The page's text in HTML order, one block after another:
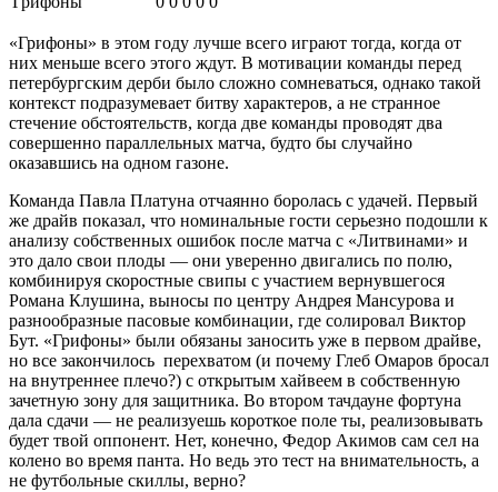
«Грифоны» в этом году лучше всего играют тогда, когда от
них меньше всего этого ждут. В мотивации команды перед
петербургским дерби было сложно сомневаться, однако такой
контекст подразумевает битву характеров, а не странное
стечение обстоятельств, когда две команды проводят два
совершенно параллельных матча, будто бы случайно
оказавшись на одном газоне.
Команда Павла Платуна отчаянно боролась с удачей. Первый
же драйв показал, что номинальные гости серьезно подошли к
анализу собственных ошибок после матча с «Литвинами» и
это дало свои плоды — они уверенно двигались по полю,
комбинируя скоростные свипы с участием вернувшегося
Романа Клушина, выносы по центру Андрея Мансурова и
разнообразные пасовые комбинации, где солировал Виктор
Бут. «Грифоны» были обязаны заносить уже в первом драйве,
но все закончилось перехватом (и почему Глеб Омаров бросал
на внутреннее плечо?) с открытым хайвеем в собственную
зачетную зону для защитника. Во втором тачдауне фортуна
дала сдачи — не реализуешь короткое поле ты, реализовывать
будет твой оппонент. Нет, конечно, Федор Акимов сам сел на
колено во время панта. Но ведь это тест на внимательность, а
не футбольные скиллы, верно?